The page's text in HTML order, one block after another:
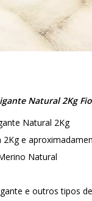
Natural 2Kg
Natural 2Kg
2Kg e
Natural
e outros tipos